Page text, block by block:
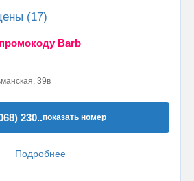
(17)
Barb
39в
230..показать номер
Подробнее